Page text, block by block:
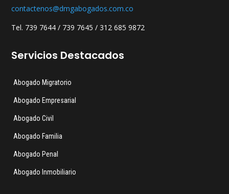
contactenos@dmgabogados.com.co
Tel. 739 7644 / 739 7645 / 312 685 9872
Servicios Destacados
Abogado Migratorio
Abogado Empresarial
Abogado Civil
Abogado Familia
Abogado Penal
Abogado Inmobiliario